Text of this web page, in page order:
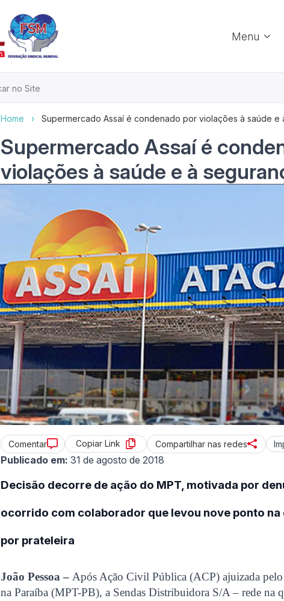
Menu
Home › Supermercado Assaí é condenado por violações à saúde e
Supermercado Assaí é
violações à saúde e à
Comentar Copiar Link Compartilhar nas redes
Publicado em: 31 de agosto de 2018
Decisão decorre de ação do MPT, motivada por
ocorrido com colaborador que levou nove ponto na
por prateleira
João Pessoa – Após Ação Civil Pública (ACP) ajuizada
na Paraíba (MPT-PB), a Sendas Distribuidora S/A – rede na